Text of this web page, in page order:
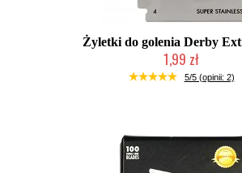
Żyletki do golenia Derby
1,99 zł
Duża ilość (wysyłka w 24h)
5/5 (opinii: 2)